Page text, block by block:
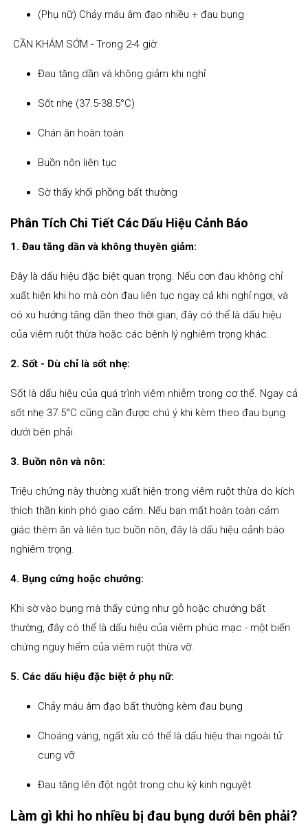
(Phụ nữ) Chảy máu âm đạo nhiều + đau bụng
CẦN KHÁM SỚM - Trong 2-4 giờ:
Đau tăng dần và không giảm khi nghỉ
Sốt nhẹ (37.5-38.5°C)
Chán ăn hoàn toàn
Buồn nôn liên tục
Sờ thấy khối phồng bất thường
Phân Tích Chi Tiết Các Dấu Hiệu Cảnh Báo
1. Đau tăng dần và không thuyên giảm:
Đây là dấu hiệu đặc biệt quan trọng. Nếu cơn đau không chỉ
xuất hiện khi ho mà còn đau liên tục ngay cả khi nghỉ ngơi, và
có xu hướng tăng dần theo thời gian, đây có thể là dấu hiệu
của viêm ruột thừa hoặc các bệnh lý nghiêm trọng khác.
2. Sốt - Dù chỉ là sốt nhẹ:
Sốt là dấu hiệu của quá trình viêm nhiễm trong cơ thể. Ngay cả
sốt nhẹ 37.5°C cũng cần được chú ý khi kèm theo đau bụng
dưới bên phải.
3. Buồn nôn và nôn:
Triệu chứng này thường xuất hiện trong viêm ruột thừa do kích
thích thần kinh phó giao cảm. Nếu bạn mất hoàn toàn cảm
giác thèm ăn và liên tục buồn nôn, đây là dấu hiệu cảnh báo
nghiêm trọng.
4. Bụng cứng hoặc chướng:
Khi sờ vào bụng mà thấy cứng như gỗ hoặc chướng bất
thường, đây có thể là dấu hiệu của viêm phúc mạc - một biến
chứng nguy hiểm của viêm ruột thừa vỡ.
5. Các dấu hiệu đặc biệt ở phụ nữ:
Chảy máu âm đạo bất thường kèm đau bụng
Choáng váng, ngất xỉu có thể là dấu hiệu thai ngoài tử
cung vỡ
Đau tăng lên đột ngột trong chu kỳ kinh nguyệt
Làm gì khi ho nhiều bị đau bụng dưới bên phải?